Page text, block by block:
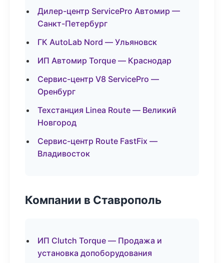
Дилер-центр ServicePro Автомир —
Санкт-Петербург
ГК AutoLab Nord — Ульяновск
ИП Автомир Torque — Краснодар
Сервис-центр V8 ServicePro —
Оренбург
Техстанция Linea Route — Великий
Новгород
Сервис-центр Route FastFix —
Владивосток
Компании в Ставрополь
ИП Clutch Torque — Продажа и
установка допоборудования